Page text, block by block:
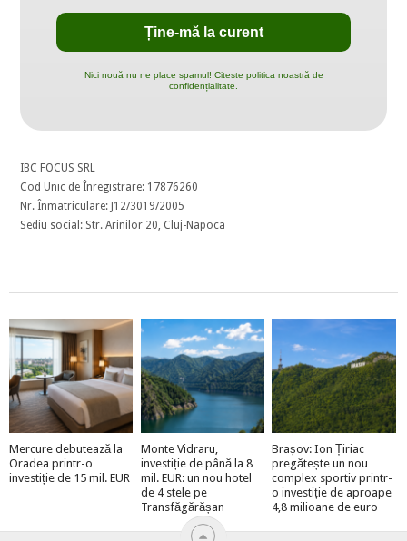
Nici nouă nu ne place spamul! Citește politica noastră de
confidențialitate.
IBC FOCUS SRL
Cod Unic de Înregistrare: 17876260
Nr. Înmatriculare: J12/3019/2005
Sediu social: Str. Arinilor 20, Cluj-Napoca
Mercure debutează la
Oradea printr-o
investiție de 15 mil. EUR
Monte Vidraru,
investiție de până la 8
mil. EUR: un nou hotel
de 4 stele pe
Transfăgărășan
Brașov: Ion Țiriac
pregătește un nou
complex sportiv printr-
o investiție de aproape
4,8 milioane de euro